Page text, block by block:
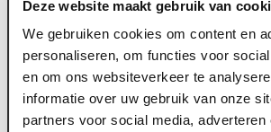
Deze website maakt gebruik van
We gebruiken cookies om content en
personaliseren, om functies voor
en om ons websiteverkeer te
informatie over uw gebruik van onze
partners voor social media, adverteren
Teun Donders